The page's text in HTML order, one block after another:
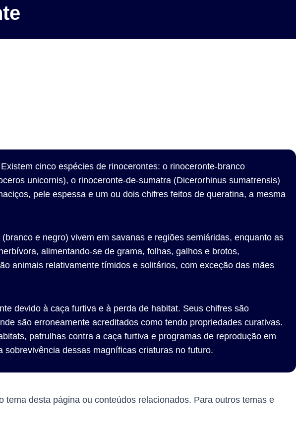
cinco espécies de rinocerontes: o rinoceronte-branco
unicornis), o rinoceronte-de-sumatra (Dicerorhinus sumatrensis)
pele espessa e um ou dois chifres feitos de queratina, a mesma
e negro) vivem em savanas e regiões semiáridas, enquanto as
alimentando-se de grama, folhas, galhos e brotos,
animais relativamente tímidos e solitários, com exceção das mães
devido à caça furtiva e à perda de habitat. Seus chifres são
são erroneamente acreditados como tendo propriedades curativas.
patrulhas contra a caça furtiva e programas de reprodução em
dessas magníficas criaturas no futuro.
desta página ou conteúdos relacionados. Para outros temas e